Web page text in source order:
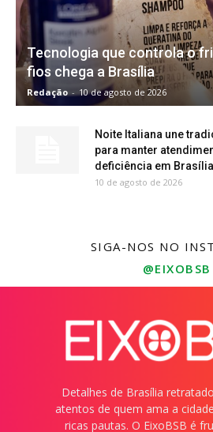
Tecnologia que controla o
fios chega a Brasília
Redação - 10 de agosto de 2026
Noite Italiana une
para manter
deficiência em Brasília
10 de agosto de 2026
SIGA-NOS NO
@EIXOBSB
Detalhes de Brasília
atentos de quem ama a
ricas pautas. O EixoBSB é